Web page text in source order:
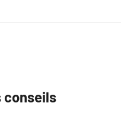
conseils